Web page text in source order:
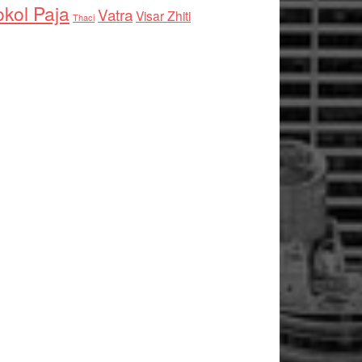
Paja Thaci VatraVisar Zhiti